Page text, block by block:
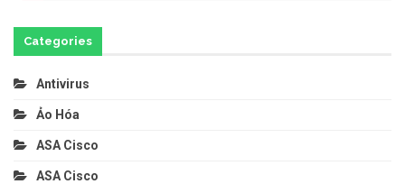
Categories
Antivirus
Ảo Hóa
ASA Cisco
ASA Cisco